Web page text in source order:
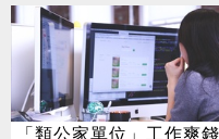
「類公家單位」工作爽錢